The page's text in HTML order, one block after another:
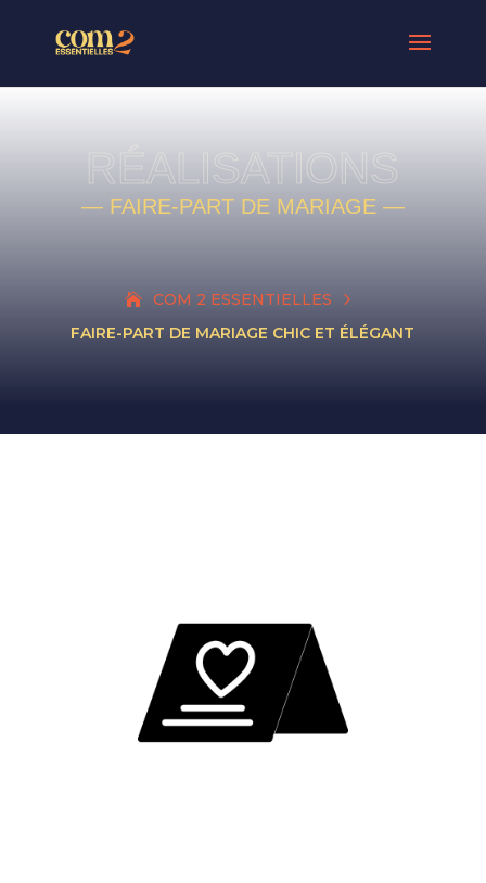
RÉALISATIONS
— FAIRE-PART DE MARIAGE —
COM 2 ESSENTIELLES 5
FAIRE-PART DE MARIAGE CHIC ET ÉLÉGANT